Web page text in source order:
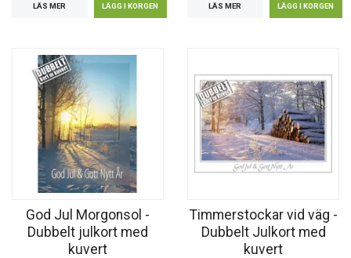
LÄS MER LÄS MER
God Jul Morgonsol -
Dubbelt julkort med
kuvert
Timmerstockar vid väg -
Dubbelt Julkort med
kuvert